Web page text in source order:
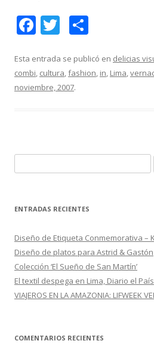
F
e
b
T
itt
er
m
p
Esta entrada se publicó en delicias
combi, cultura,fashion, in, Lima,
noviembre, 2007.
u
c
r
:
ENTRADAS RECIENTES
Diseño de Etiqueta Conmemorativa –
Diseño de platos para Astrid & Gastón
Colección ‘El Sueño de San Martín’
El textil despega en Lima, Diario el País
VIAJEROS EN LA AMAZONIA: LIFWEEK
COMENTARIOS RECIENTES